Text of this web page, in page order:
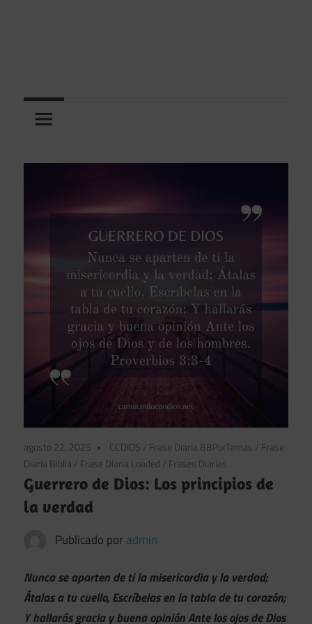
agosto 22, 2025 CCDIOS / Frase Diaria BBPorTemas / Frase
Diaria Biblia / Frase Diaria Loaded / Frases Diarias
Guerrero de Dios: Los principios de
la verdad
Publicado por admin
Nunca se aparten de ti la misericordia y la verdad;
Átalas a tu cuello, Escríbelas en la tabla de tu corazón;
Y hallarás gracia y buena opinión Ante los ojos de Dios